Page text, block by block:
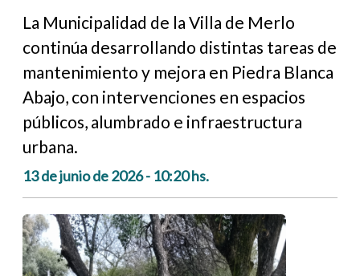
La Municipalidad de la Villa de Merlo
continúa desarrollando distintas tareas de
mantenimiento y mejora en Piedra Blanca
Abajo, con intervenciones en espacios
públicos, alumbrado e infraestructura
urbana.
13 de junio de 2026 - 10:20 hs.